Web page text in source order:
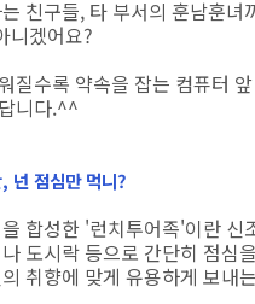
친구들, 타 부서의 훈남훈녀
니겠어요?
질수록 약속을 잡는 컴퓨터
니다.^^
넌 점심만 먹니?
합성한 '런치투어족'이란 신
도시락 등으로 간단히 점심
취향에 맞게 유용하게 보내